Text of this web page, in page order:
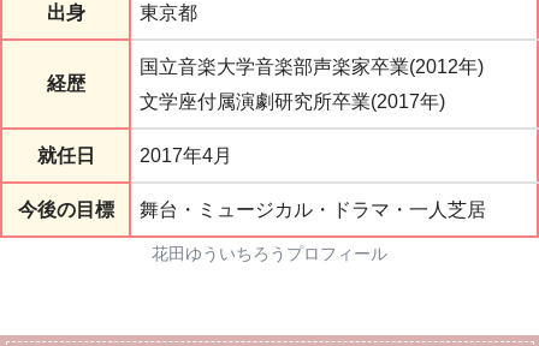
出身 東京都
経歴
国立音楽大学音楽部声楽家卒業(2012年)
文学座付属演劇研究所卒業(2017年)
就任日 2017年4月
今後の目標 舞台・ミュージカル・ドラマ・一人芝居
花田ゆういちろうプロフィール